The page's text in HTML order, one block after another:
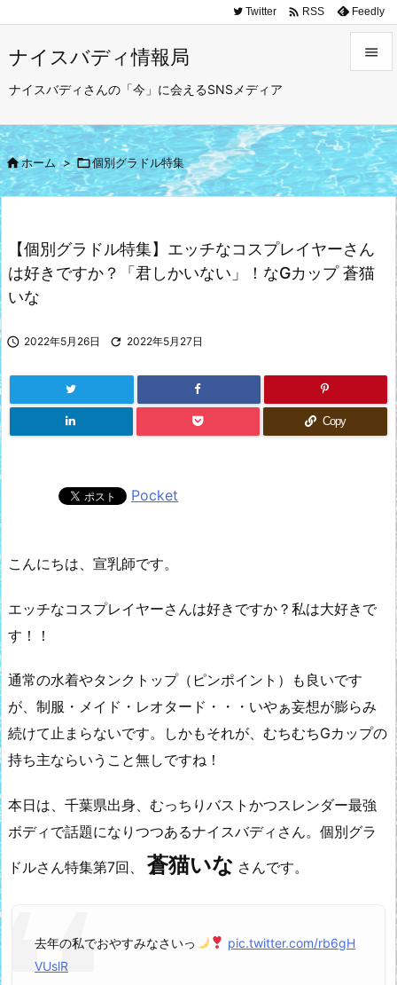
ナイスバディ情報局
ナイスバディさんの「今」に会えるSNSメディア


サイド

前へ
次へ

Twitter  RSS Feedly
ホーム > 個別グラドル特集
【個別グラドル特集】エッチなコスプレイヤーさん
は好きですか？「君しかいない」！なGカップ 蒼猫
いな
 2022年5月26日  2022年5月27日
Copy
Pocket
こんにちは、宣乳師です。
エッチなコスプレイヤーさんは好きですか？私は大好きで
す！！
通常の水着やタンクトップ（ピンポイント）も良いです
が、制服・メイド・レオタード・・・いやぁ妄想が膨らみ
続けて止まらないです。しかもそれが、むちむちGカップの
持ち主ならいうこと無しですね！
本日は、千葉県出身、むっちりバストかつスレンダー最強
ボディで話題になりつつあるナイスバディさん。個別グラ
ドルさん特集第7回、
蒼猫いな さんです。
去年の私でおやすみなさいっ
pic.twitter.com/rb6gH
VUslR